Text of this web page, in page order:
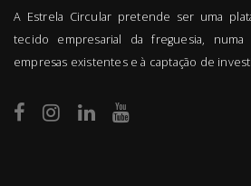
A Estrela Circular pretende ser uma
tecido empresarial da freguesia,
empresas existentes e à captação de